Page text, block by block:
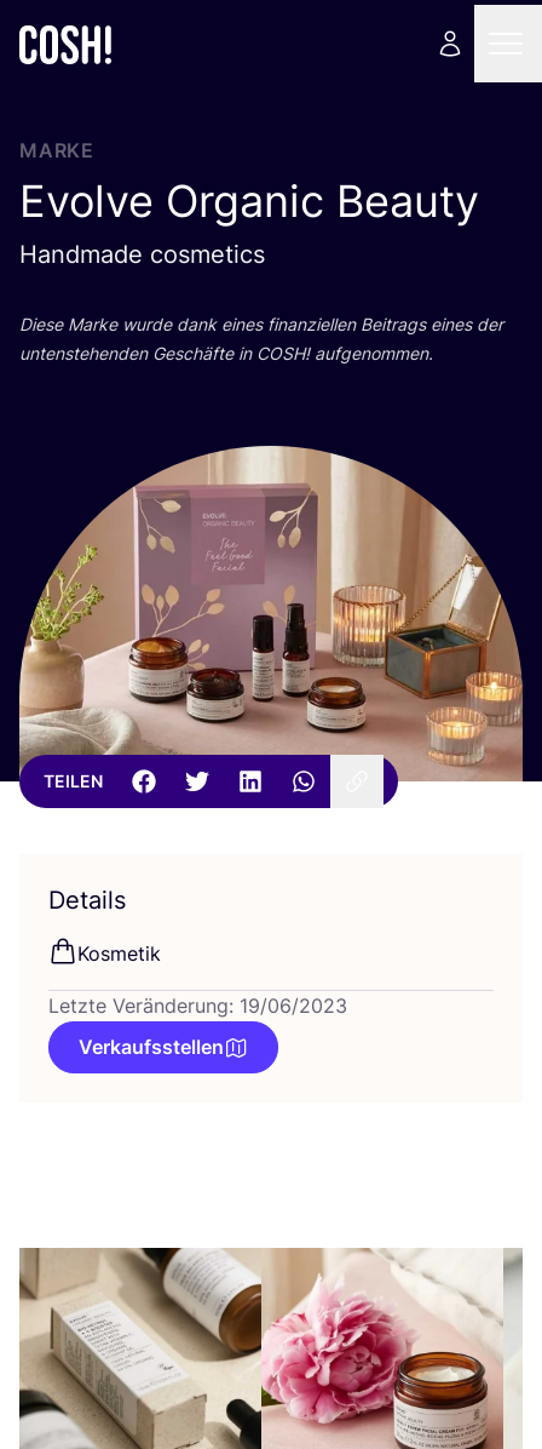
MARKE
Evolve Organic Beauty
Handmade cosmetics
Die­se Mar­ke wur­de dank eines finan­zi­el­len Bei­trags eines der
unten­ste­hen­den Geschäf­te in COSH! aufgenommen.
TEILEN
Details
Kos­me­tik
Letzte Veränderung: 19/06/2023
Verkaufsstellen